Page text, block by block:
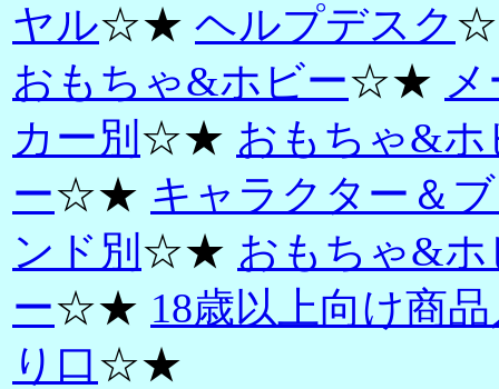
ヤル☆★ ヘルプデスク
おもちゃ&ホビー☆★
カー別 ☆★ おもちゃ&ホ
ー☆★ キャラクター＆
ンド別 ☆★ おもちゃ&ホ
ー☆★ 18歳以上向け商
り口☆★